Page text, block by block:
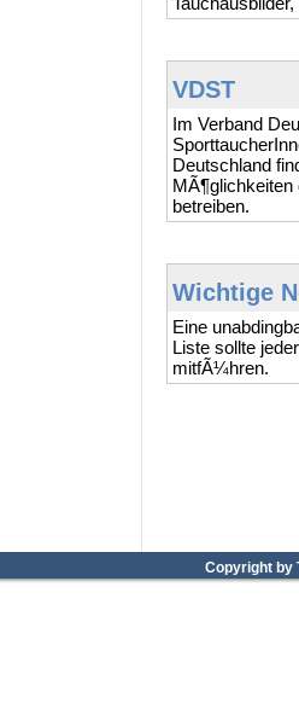
VDST
Im Verband
Deutschland
MÃ¶glichkeiten
betreiben.
Wichtige
Eine
Liste sollte
mitfÃ¼hren.
Copyright by